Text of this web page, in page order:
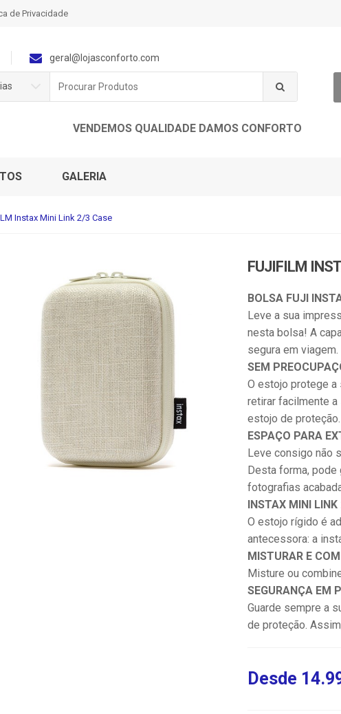
de Privacidade
geral@lojasconforto.com
o
r
VENDEMOS QUALIDADE DAMOS CONFORTO
GALERIA
Instax Mini Link 2/3 Case
FUJIFILM
BOLSA FUJI
Leve a sua
nesta bolsa! A
segura em viagem.
SEM
O estojo protege
retirar facilmente a
estojo de proteção.
ESPAÇO PARA
Leve consigo não
Desta forma,
fotografias
INSTAX MINI
O estojo rígido é
antecessora: a
MISTURAR E
Misture ou
SEGURANÇA EM
Guarde sempre a
de proteção.
Desde